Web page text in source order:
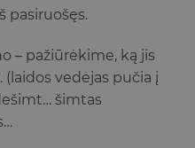
pasiruošęs.
– pažiūrėkime, ką jis
vedėjas pučia į
šimtas